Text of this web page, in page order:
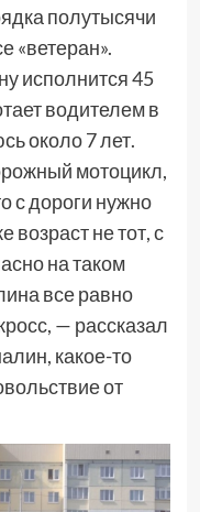
полутысячи
«ветеран».
исполнится 45
водителем в
около 7 лет.
мотоцикл,
с дороги нужно
возраст не тот, с
на таком
все равно
— рассказал
какое-то
от